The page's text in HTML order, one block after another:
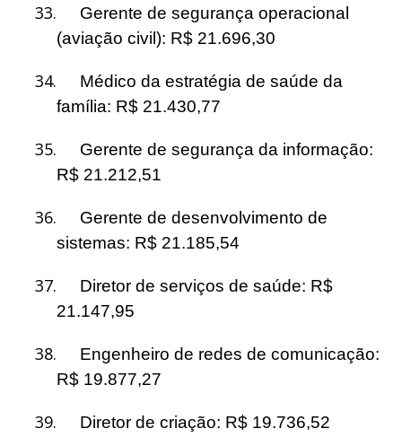
33.
Gerente de segurança operacional
(aviação civil): R$ 21.696,30
34.
Médico da estratégia de saúde da
família: R$ 21.430,77
35.
Gerente de segurança da informação:
R$ 21.212,51
36.
Gerente de desenvolvimento de
sistemas: R$ 21.185,54
37.
Diretor de serviços de saúde: R$
21.147,95
38.
Engenheiro de redes de comunicação:
R$ 19.877,27
39. Diretor de criação: R$ 19.736,52